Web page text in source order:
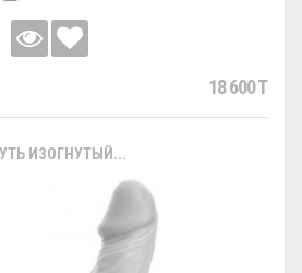
18 600 T
ИЗОГНУТЫЙ...